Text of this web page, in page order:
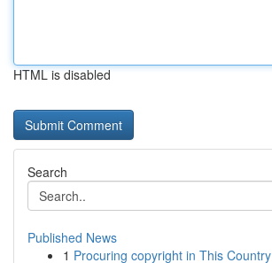
HTML is disabled
Search
Published News
1 Procuring copyright in This Country